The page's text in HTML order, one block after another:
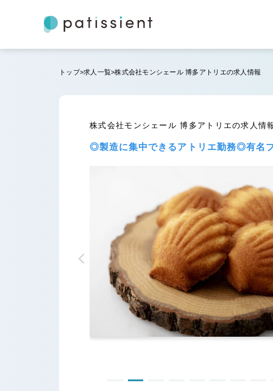
トップ 求人一覧 株式会社モンシェール 博多アトリエの求人情報
株式会社モンシェール 博多アトリエの求人情
◎製造に集中できるアトリエ勤務◎有名